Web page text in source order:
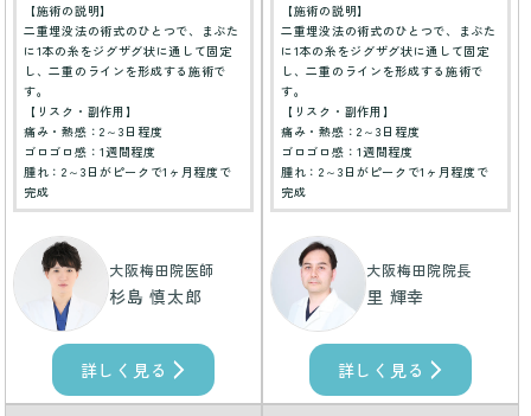
【施術の説明】
二重埋没法の術式のひとつで、まぶた
に1本の糸をジグザグ状に通して固定
し、二重のラインを形成する施術で
す。
【リスク・副作用】
痛み・熱感：2～3日程度
ゴロゴロ感：1週間程度
腫れ：2～3日がピークで1ヶ月程度で
完成
大阪梅田院医師
杉島 慎太郎
詳しく見る
【施術の説明】
二重埋没法の術式のひとつで、まぶた
に1本の糸をジグザグ状に通して固定
し、二重のラインを形成する施術で
す。
【リスク・副作用】
痛み・熱感：2～3日程度
ゴロゴロ感：1週間程度
腫れ：2～3日がピークで1ヶ月程度で
完成
大阪梅田院院長
里 輝幸
詳しく見る